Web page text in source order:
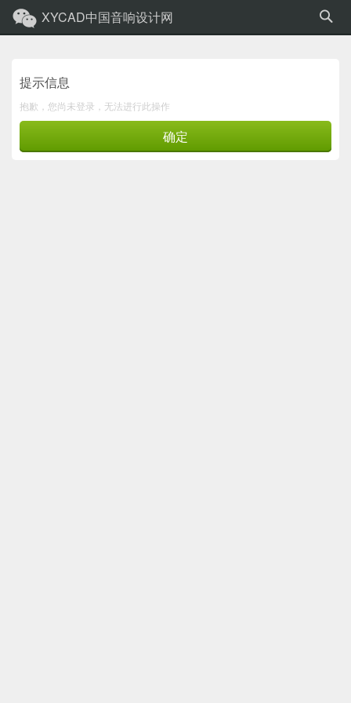
XYCAD中国音响设计网
提示信息
抱歉，您尚未登录，无法进行此操作
确定